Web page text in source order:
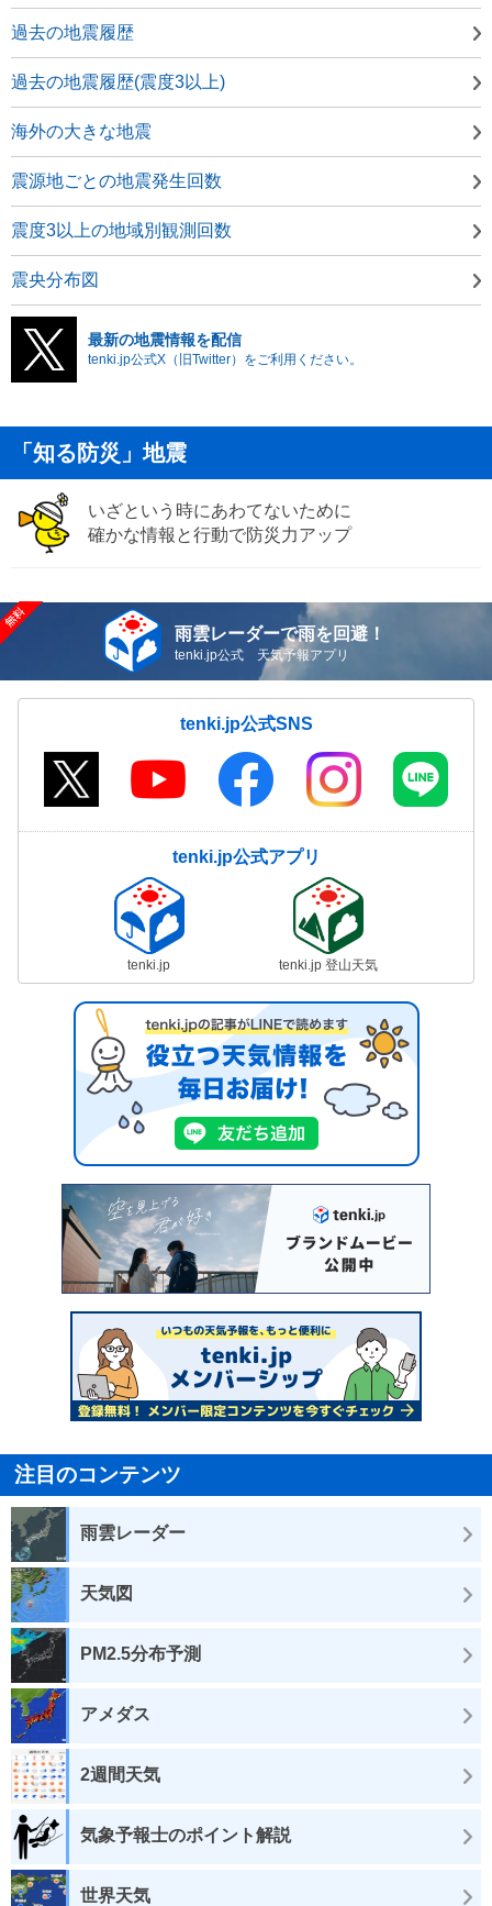
過去の地震履歴
過去の地震履歴(震度3以上)
海外の大きな地震
震源地ごとの地震発生回数
震度3以上の地域別観測回数
震央分布図
最新の地震情報を配信
tenki.jp公式X（旧Twitter）をご利用ください。
「知る防災」地震
いざという時にあわてないために
確かな情報と行動で防災力アップ
雨雲レーダーで雨を回避！
tenki.jp公式 天気予報アプリ
tenki.jp公式SNS
tenki.jp公式アプリ
tenki.jp tenki.jp 登山天気
注目のコンテンツ
雨雲レーダー
天気図
PM2.5分布予測
アメダス
2週間天気
気象予報士のポイント解説
世界天気